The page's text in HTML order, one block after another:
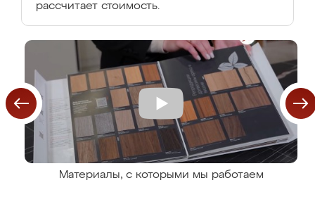
рассчитает стоимость.
Материалы, с которыми мы работаем